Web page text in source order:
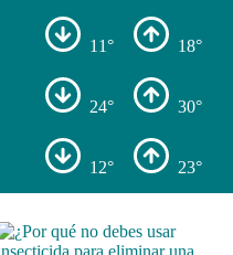
11° 18°
24° 30°
12° 23°